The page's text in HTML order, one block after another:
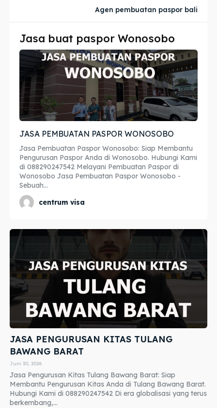
Imta
Legalisir
Apostille
Penerjemah
Asuransi
Blog
Imta
Legalisir
Apostille
Penerjemah
Asuransi
Blog
Agen pembuatan paspor bali
Jasa buat paspor Wonosobo
JASA PEMBUATAN PASPOR WONOSOBO
Jasa Pembuatan Paspor Wonosobo: Siap Membantu
Pengurusan Paspor Anda di Wonosobo. Hubungi Kami
di 088290247542 Melayani Pembuatan Paspor di
Wonosobo Jasa Pembuatan Paspor Wonosobo -
Sebuah...
centrum visa
JASA PENGURUSAN KITAS TULANG
BAWANG BARAT
Juni 30, 2026
Jasa Pengurusan Kitas Tulang Bawang Barat: Siap
Membantu Pengurusan Kitas Anda di Tulang Bawang Barat.
Hubungi Kami di 088290247542 Di era globalisasi yang terus
berkembang,...